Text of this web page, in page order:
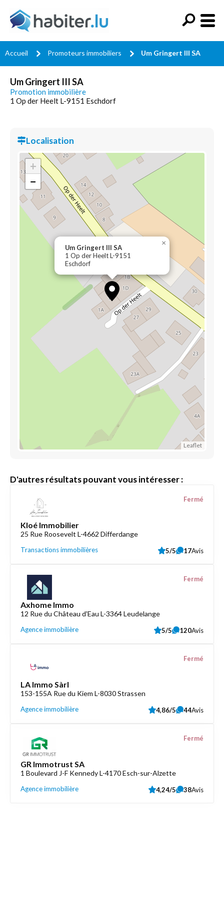
Accueil Promoteurs immobiliers Um Gringert III SA
Um Gringert III SA
Promotion immobilière
1 Op der Heelt L-9151 Eschdorf
Localisation
Um Gringert III SA
1 Op der Heelt L-9151
Eschdorf
×
+
−
Leaflet
D'autres résultats pouvant vous intéresser :
Kloé Immobilier
25 Rue Roosevelt L-4662 Differdange
Transactions immobilières
Fermé
5/5 17Avis
Axhome Immo
12 Rue du Château d'Eau L-3364 Leudelange
Agence immobilière
Fermé
5/5 120Avis
LA Immo Sàrl
153-155A Rue du Kiem L-8030 Strassen
Agence immobilière
Fermé
4,86/5 44Avis
GR Immotrust SA
1 Boulevard J-F Kennedy L-4170 Esch-sur-Alzette
Agence immobilière
Fermé
4,24/5 38Avis